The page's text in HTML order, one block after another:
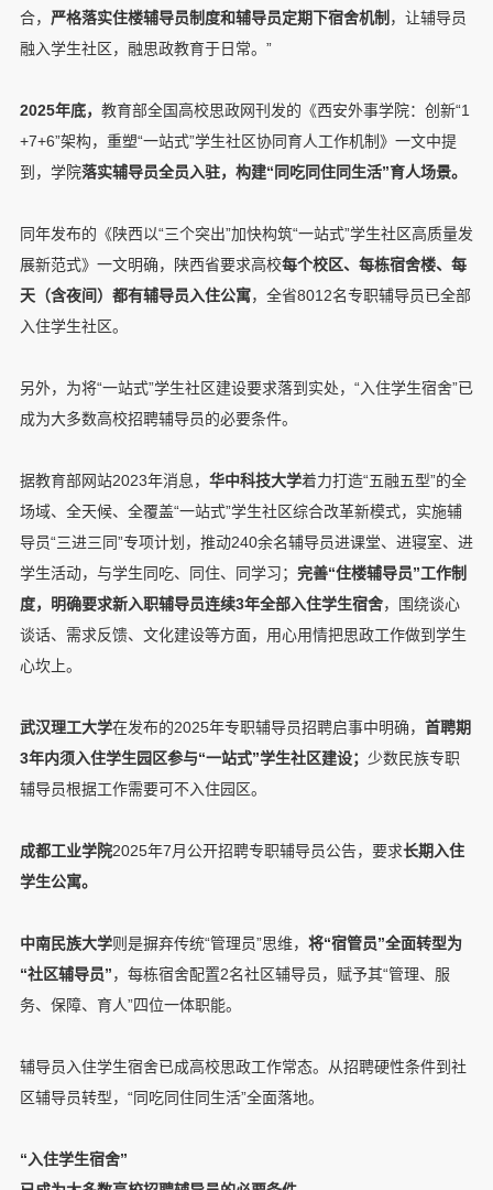
合， 严格落实住楼辅导员制度和辅导员定期下宿舍机制 ，让辅导员
融入学生社区，融思政教育于日常。”
2025年底， 教育部全国高校思政网刊发的《西安外事学院：创新“1
+7+6”架构，重塑“一站式”学生社区协同育人工作机制》一文中提
到，学院落实辅导员全员入驻，构建“同吃同住同生活”育人场景。
同年发布的《陕西以“三个突出”加快构筑“一站式”学生社区高质量发
展新范式》一文明确，陕西省要求高校每个校区、每栋宿舍楼、每
天（含夜间）都有辅导员入住公寓，全省8012名专职辅导员已全部
入住学生社区。
另外，为将“一站式”学生社区建设要求落到实处，“入住学生宿舍”已
成为大多数高校招聘辅导员的必要条件。
据教育部网站2023年消息， 华中科技大学着力打造“五融五型”的全
场域、全天候、全覆盖“一站式”学生社区综合改革新模式，实施辅
导员“三进三同”专项计划，推动240余名辅导员进课堂、进寝室、进
学生活动，与学生同吃、同住、同学习； 完善“住楼辅导员”工作制
度，
明确要求新入职辅导员连续3年全部入住学生宿舍，围绕谈心
谈话、需求反馈、文化建设等方面，用心用情把思政工作做到学生
心坎上。
武汉理工大学在发布的2025年专职辅导员招聘启事中明确， 首聘期
3年内须入住学生园区参与“一站式”学生社区建设； 少数民族专职
辅导员根据工作需要可不入住园区。
成都工业学院2025年7月公开招聘专职辅导员公告，要求长期入住
学生公寓。
中南民族大学则是摒弃传统“管理员”思维， 将“宿管员”全面转型为
“社区辅导员”，每栋宿舍配置2名社区辅导员，赋予其“管理、服
务、保障、育人”四位一体职能。
辅导员入住学生宿舍已成高校思政工作常态。从招聘硬性条件到社
区辅导员转型，“同吃同住同生活”全面落地。
“入住学生宿舍”